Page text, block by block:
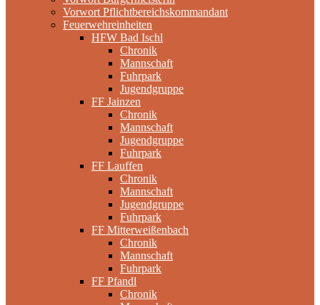
Vorwort Pflichtbereichskommandant
Feuerwehreinheiten
HFW Bad Ischl
Chronik
Mannschaft
Fuhrpark
Jugendgruppe
FF Jainzen
Chronik
Mannschaft
Jugendgruppe
Fuhrpark
FF Lauffen
Chronik
Mannschaft
Jugendgruppe
Fuhrpark
FF Mitterweißenbach
Chronik
Mannschaft
Fuhrpark
FF Pfandl
Chronik